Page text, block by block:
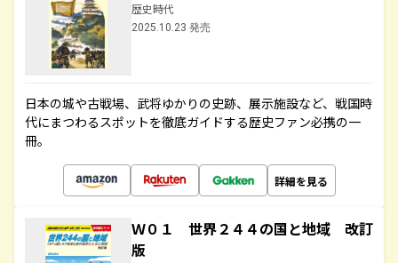
歴史時代
2025.10.23 発売
日本の城や古戦場、武将ゆかりの史跡、展示施設など、戦国時
代にまつわるスポットを徹底ガイドする歴史ファン必携の一
冊。
詳細を見る
Ｗ０１ 世界２４４の国と地域 改訂
版